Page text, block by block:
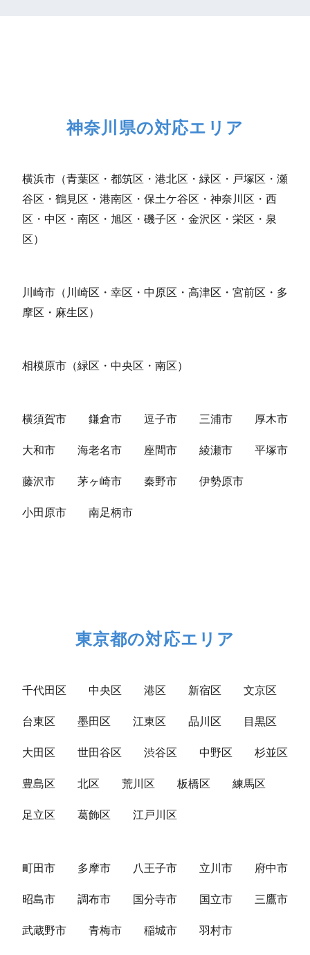
神奈川県の対応エリア
横浜市（青葉区・都筑区・港北区・緑区・戸塚区・瀬
谷区・鶴見区・港南区・保土ケ谷区・神奈川区・西
区・中区・南区・旭区・磯子区・金沢区・栄区・泉
区）
川崎市（川崎区・幸区・中原区・高津区・宮前区・多
摩区・麻生区）
相模原市（緑区・中央区・南区）
横須賀市 鎌倉市 逗子市 三浦市 厚木市
大和市 海老名市 座間市 綾瀬市 平塚市
藤沢市 茅ヶ崎市 秦野市 伊勢原市
小田原市 南足柄市
東京都の対応エリア
千代田区 中央区 港区 新宿区 文京区
台東区 墨田区 江東区 品川区 目黒区
大田区 世田谷区 渋谷区 中野区 杉並区
豊島区 北区 荒川区 板橋区 練馬区
足立区 葛飾区 江戸川区
町田市 多摩市 八王子市 立川市 府中市
昭島市 調布市 国分寺市 国立市 三鷹市
武蔵野市 青梅市 稲城市 羽村市